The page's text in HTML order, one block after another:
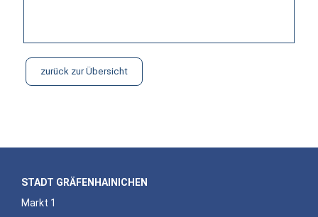
zurück zur Übersicht
STADT GRÄFENHAINICHEN
Markt 1